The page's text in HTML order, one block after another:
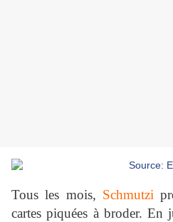
Tous les mois, Schmutzi
cartes piquées à broder. En